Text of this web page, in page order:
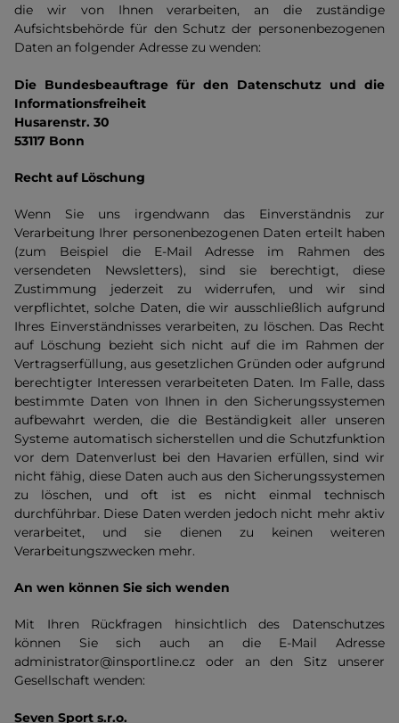
die wir von Ihnen verarbeiten, an die zuständige
Aufsichtsbehörde für den Schutz der personenbezogenen
Daten an folgender Adresse zu wenden:
Die Bundesbeauftrage für den Datenschutz und die
Informationsfreiheit
Husarenstr. 30
53117 Bonn
Recht auf Löschung
Wenn Sie uns irgendwann das Einverständnis zur
Verarbeitung Ihrer personenbezogenen Daten erteilt haben
(zum Beispiel die E-Mail Adresse im Rahmen des
versendeten Newsletters), sind sie berechtigt, diese
Zustimmung jederzeit zu widerrufen, und wir sind
verpflichtet, solche Daten, die wir ausschließlich aufgrund
Ihres Einverständnisses verarbeiten, zu löschen. Das Recht
auf Löschung bezieht sich nicht auf die im Rahmen der
Vertragserfüllung, aus gesetzlichen Gründen oder aufgrund
berechtigter Interessen verarbeiteten Daten. Im Falle, dass
bestimmte Daten von Ihnen in den Sicherungssystemen
aufbewahrt werden, die die Beständigkeit aller unseren
Systeme automatisch sicherstellen und die Schutzfunktion
vor dem Datenverlust bei den Havarien erfüllen, sind wir
nicht fähig, diese Daten auch aus den Sicherungssystemen
zu löschen, und oft ist es nicht einmal technisch
durchführbar. Diese Daten werden jedoch nicht mehr aktiv
verarbeitet, und sie dienen zu keinen weiteren
Verarbeitungszwecken mehr.
An wen können Sie sich wenden
Mit Ihren Rückfragen hinsichtlich des Datenschutzes
können Sie sich auch an die E-Mail Adresse
administrator@insportline.cz oder an den Sitz unserer
Gesellschaft wenden:
Seven Sport s.r.o.